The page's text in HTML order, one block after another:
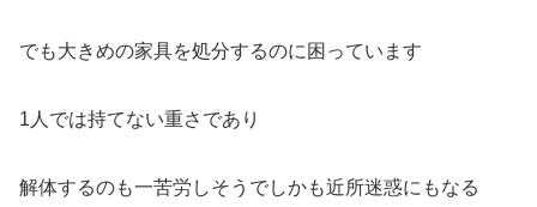
でも大きめの家具を処分するのに困っています
1人では持てない重さであり
解体するのも一苦労しそうでしかも近所迷惑にもなる